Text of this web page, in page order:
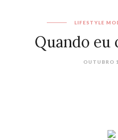
LIFESTYLE
Quando eu
OUTUBRO